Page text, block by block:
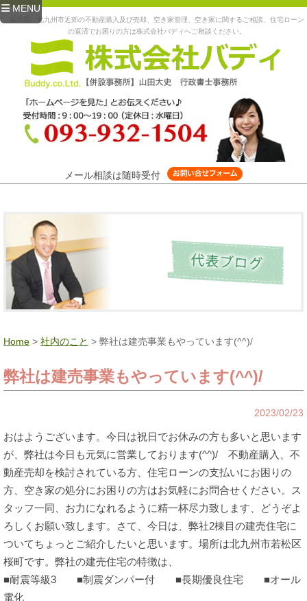
MENU
福岡県、北九州市近郊の不動産購入及び売却、空き家管理、空き家に関するご相談、住宅ローン
の返済でお困りの方は株式会社バディへご相談ください。
メール相談は随時受付
Home > 社内のこと > 弊社は建売事業もやっています(^^)/
弊社は建売事業もやっています(^^)/
2023/02/23
おはようございます。今日は祝日でお休みの方も多いと思います
が、弊社は今日も元気に営業しております(^^)/ 不動産購入、不
動産売却を検討されている方、住宅ローンの支払いにお困りの
方、空き家の処分にお困りの方はお気軽にお問合せください。ス
タッフ一同、お力になれるように精一杯尽力致します、どうぞよ
ろしくお願い致します。さて、今日は、弊社2棟目の建売住宅に
ついてちょっとご紹介したいと思います。場所は北九州市若松区
桜町です。弊社の建売住宅の特徴は、
■耐震等級3 ■制震ダンパー付 ■長期優良住宅 ■オール
電化